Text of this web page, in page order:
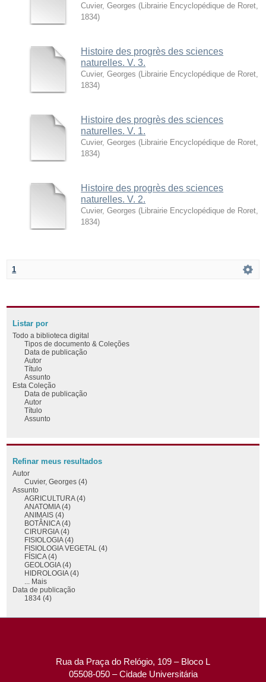
Cuvier, Georges ( Librairie Encyclopédique de Roret
1834)
Histoire des progrès des sciences
naturelles. V. 3.
Cuvier, Georges ( Librairie Encyclopédique de Roret
1834)
Histoire des progrès des sciences
naturelles. V. 1.
Cuvier, Georges ( Librairie Encyclopédique de Roret
1834)
Histoire des progrès des sciences
naturelles. V. 2.
Cuvier, Georges ( Librairie Encyclopédique de Roret
1834)
1
Listar por
Todo a biblioteca digital
Tipos de documento & Coleções
Data de publicação
Autor
Título
Assunto
Esta Coleção
Data de publicação
Autor
Título
Assunto
Refinar meus resultados
Autor
Cuvier, Georges (4)
Assunto
AGRICULTURA (4)
ANATOMIA (4)
ANIMAIS (4)
BOTÂNICA (4)
CIRURGIA (4)
FISIOLOGIA (4)
FISIOLOGIA VEGETAL (4)
FÍSICA (4)
GEOLOGIA (4)
HIDROLOGIA (4)
... Mais
Data de publicação
1834 (4)
Rua da Praça do Relógio, 109 – Bloco L
05508-050 – Cidade Universitária